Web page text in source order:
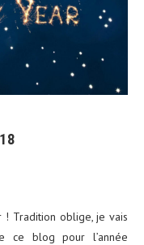
Tradition oblige, je vais
ce blog pour l’année